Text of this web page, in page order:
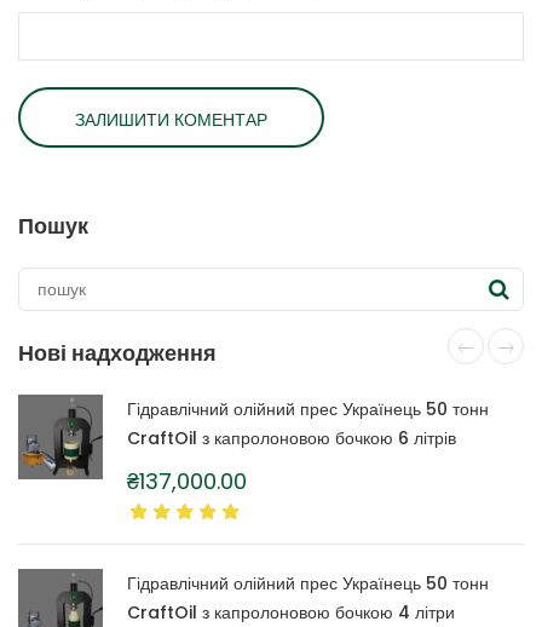
Пошук
Нові надходження
Гідравлічний олійний прес Українець 50 тонн
CraftOil з капролоновою бочкою 6 літрів
₴137,000.00
Гідравлічний олійний прес Українець 50 тонн
CraftOil з капролоновою бочкою 4 літри